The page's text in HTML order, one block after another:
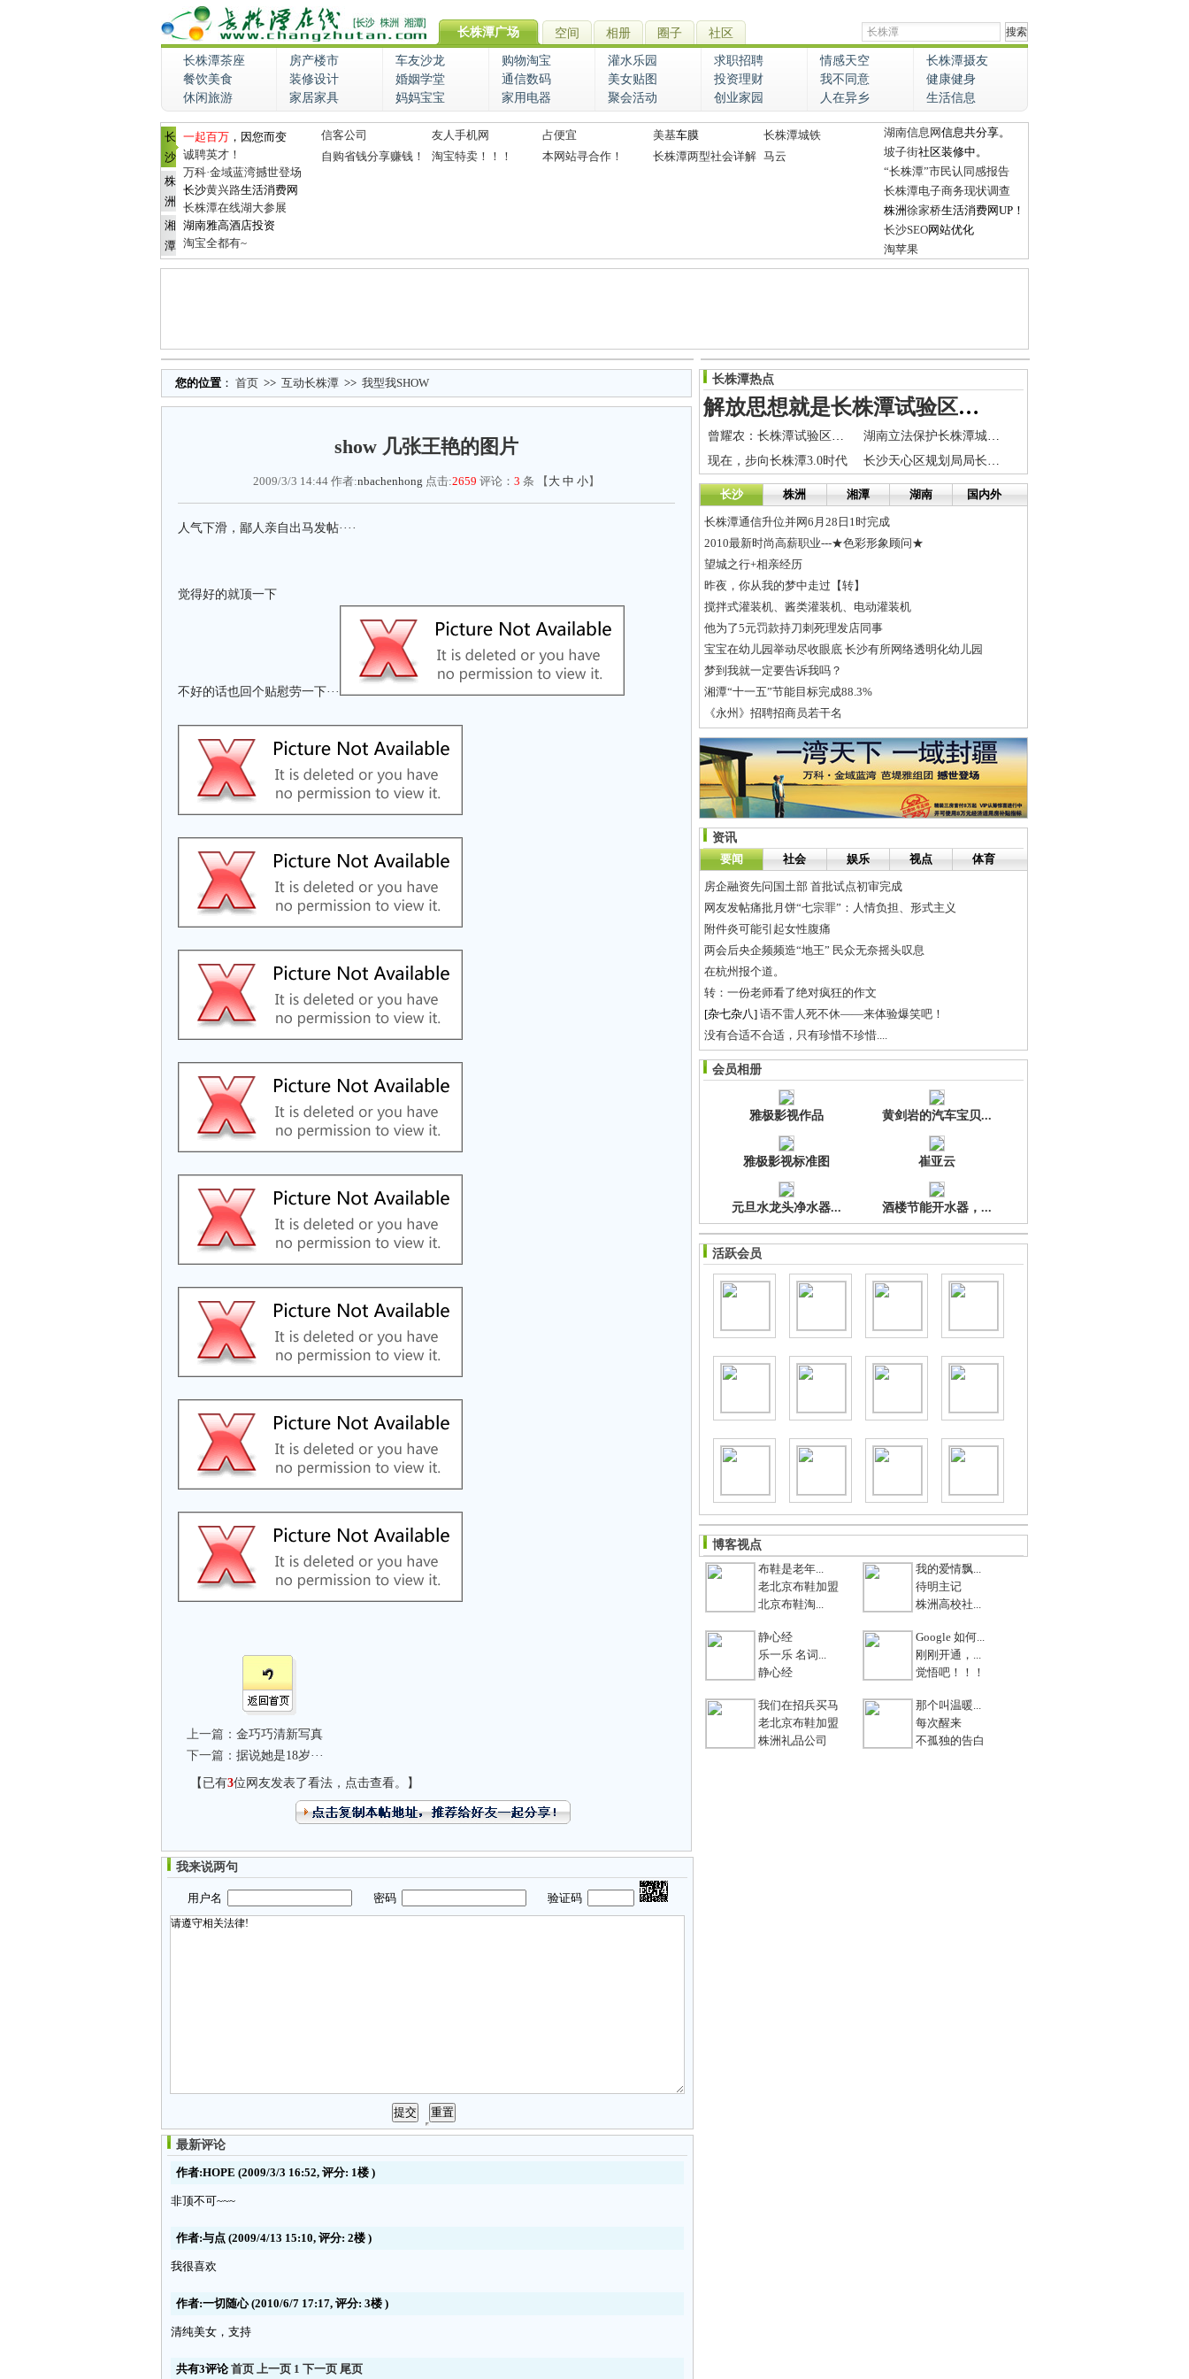
长株潭广场 空间 相册 圈子 社区
长株潭茶座 房产楼市 车友沙龙 购物淘宝 灌水乐园 求职招聘 情感天空
长株潭摄友
餐饮美食
装修设计 婚姻学堂 通信数码 美女贴图 投资理财 我不同意
健康健身
休闲旅游
家居家具 妈妈宝宝 家用电器 聚会活动 创业家园 人在异乡 生活信息
长
沙
株
洲
湘
潭
一起百万 ，因您而变
诚聘英才！
万科·金域蓝湾撼世登场
长沙黄兴路生活消费网
长株潭在线湖大参展
湖南雅高酒店投资
淘宝全都有~
信客公司 友人手机网 占便宜 美基车膜
长株潭城铁
自购省钱分享赚钱！
淘宝特卖！！！ 本网站寻合作！ 长株潭两型社会详解 马云
湖南信息网信息共分享。
坡子街社区装修中。
“长株潭”市民认同感报告
长株潭电子商务现状调查
株洲徐家桥生活消费网UP！
长沙SEO网站优化
淘苹果
您的位置 ： 首页 >> 互动长株潭 >> 我型我SHOW
show 几张王艳的图片
2009/3/3 14:44 作者:nbachenhong 点击:2659 评论： 3 条 【 大 中 小】
人气下滑，鄙人亲自出马发帖····
觉得好的就顶一下
不好的话也回个贴慰劳一下···
上一篇： 金巧巧清新写真
下一篇： 据说她是18岁···
【已有3位网友发表了看法，点击查看。】
我来说两句
用户名 密码 验证码
最新评论
作者:HOPE (2009/3/3 16:52, 评分: 1楼 )
非顶不可~~~
作者:与点 (2009/4/13 15:10, 评分: 2楼 )
我很喜欢
作者:一切随心(2010/6/7 17:17, 评分: 3楼 )
清纯美女，支持
共有3评论首页 上一页 1 下一页 尾页
长株潭热点
解放思想就是长株潭试验区的第一法宝
曾耀农：长株潭试验区文化产业可持续发展措施
湖南立法保护长株潭城市群生态“绿心”
现在，步向长株潭3.0时代
长沙天心区规划局局长公开家庭财产 家里有5套房
长沙 株洲 湘潭 湖南 国内外
长株潭通信升位并网6月28日1时完成
2010最新时尚高薪职业---★色彩形象顾问★
望城之行+相亲经历
昨夜，你从我的梦中走过【转】
搅拌式灌装机、酱类灌装机、电动灌装机
他为了5元罚款持刀刺死理发店同事
宝宝在幼儿园举动尽收眼底 长沙有所网络透明化幼儿园
梦到我就一定要告诉我吗？
湘潭“十一五”节能目标完成88.3%
《永州》招聘招商员若干名
资讯
要闻
社会 娱乐 视点 体育
房企融资先问国土部 首批试点初审完成
网友发帖痛批月饼“七宗罪”：人情负担、形式主义
附件炎可能引起女性腹痛
两会后央企频频造“地王” 民众无奈摇头叹息
在杭州报个道。
转：一份老师看了绝对疯狂的作文
[杂七杂八] 语不雷人死不休——来体验爆笑吧！
没有合适不合适，只有珍惜不珍惜....
[谈天说地]哇哈哈,测试下生日贴.在其他论坛帖过了.哈哈
湖南省长株潭一体化发展领导小组办公室、湖南省长株潭一体化发展...
会员相册
雅极影视作品 黄剑岩的汽车宝贝...
雅极影视标准图 崔亚云
元旦水龙头净水器... 酒楼节能开水器，...
活跃会员
博客视点
布鞋是老年...
老北京布鞋加盟
北京布鞋淘...
我的爱情飘...
待明主记
株洲高校社...
静心经
乐一乐 名词...
静心经
Google 如何...
刚刚开通，...
觉悟吧！！！
我们在招兵买马
老北京布鞋加盟
株洲礼品公司
那个叫温暖...
每次醒来
不孤独的告白